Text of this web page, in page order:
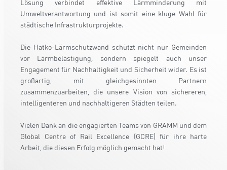
Lösung verbindet effektive Lärmminderung mit
Umweltverantwortung und ist somit eine kluge Wahl für
städtische Infrastrukturprojekte.
Die Hatko-Lärmschutzwand schützt nicht nur Gemeinden
vor Lärmbelästigung, sondern spiegelt auch unser
Engagement für Nachhaltigkeit und Sicherheit wider. Es ist
großartig, mit gleichgesinnten Partnern
zusammenzuarbeiten, die unsere Vision von sichereren,
intelligenteren und nachhaltigeren Städten teilen.
Vielen Dank an die engagierten Teams von GRAMM und dem
Global Centre of Rail Excellence (GCRE) für ihre harte
Arbeit, die diesen Erfolg möglich gemacht hat!